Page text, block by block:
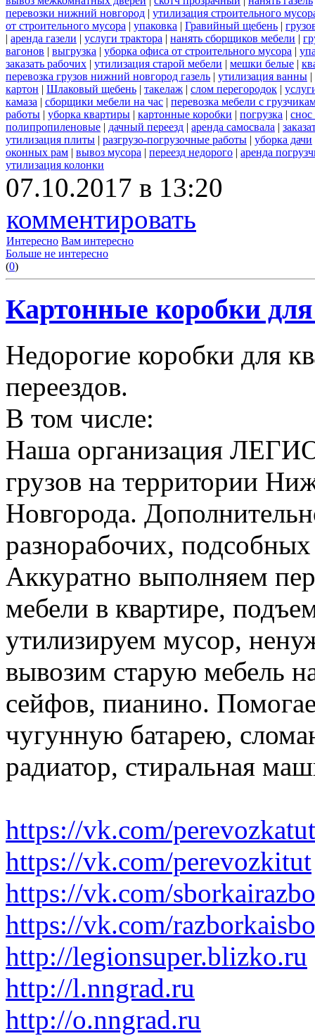
перевозки нижний новгород | утилизация строительного
от строительного мусора | упаковка | Гравийный щебень |
| аренда газели | услуги трактора | нанять сборщиков мебели |
вагонов | выгрузка | уборка офиса от строительного мусора |
заказать рабочих | утилизация старой мебели | мешки белые |
перевозка грузов нижний новгород газель | утилизация ванны |
картон | Шлаковый щебень | такелаж | слом перегородок |
камаза | сборщики мебели на час | перевозка мебели с
работы | уборка квартиры | картонные коробки | погрузка | снос
полипропиленовые | дачный переезд | аренда самосвала |
утилизация плиты | разгрузо-погрузочные работы | уборка дачи
оконных рам | вывоз мусора | переезд недорого | аренда
утилизация колонки
07.10.2017 в 13:20
комментировать
Интересно Вам интересно
Больше не интересно
(0)
Картонные коробки для
Недорогие коробки для
переездов.
В том числе:
Наша организация
грузов на территории
Новгорода.
разнорабочих,
Аккуратно выполняем
мебели в квартире,
утилизируем мусор,
вывозим старую мебель
сейфов, пианино.
чугунную батарею,
радиатор, стиральная
https://vk.com/perevozkatut
https://vk.com/perevozkitut
https://vk.com/
https://vk.com/
http://legionsuper.blizko.ru
http://l.nngrad.ru
http://o.nngrad.ru